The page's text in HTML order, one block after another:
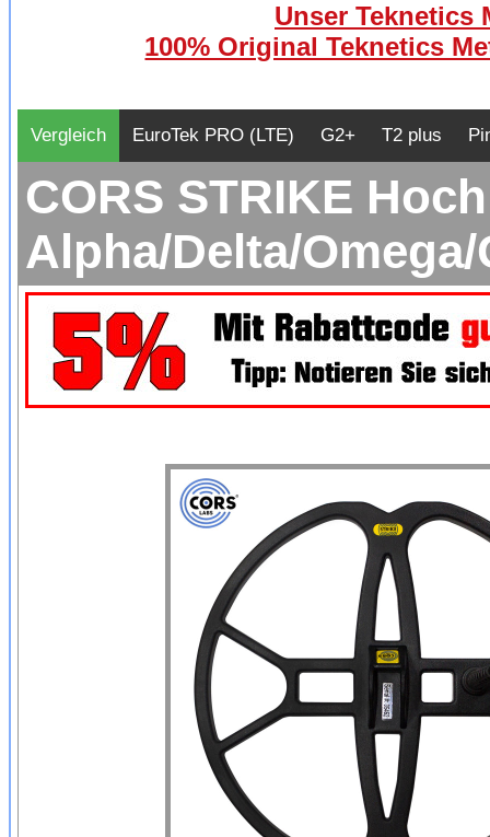
Unser Teknetics
100% Original Teknetics
Vergleich EuroTek PRO (LTE) G2+ T2 plus
CORS STRIKE
Alpha/Delta/